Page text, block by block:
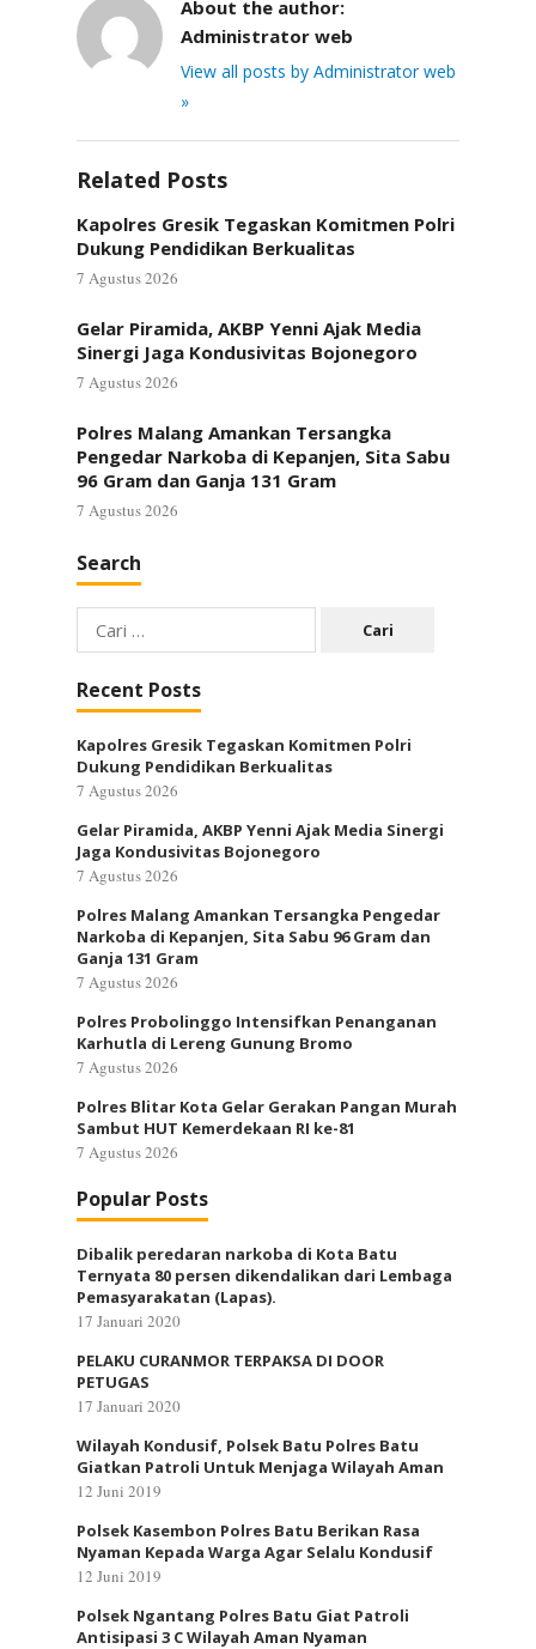
About the author:
Administrator web
View all posts by Administrator web
»
Related Posts
Kapolres Gresik Tegaskan Komitmen Polri
Dukung Pendidikan Berkualitas
7 Agustus 2026
Gelar Piramida, AKBP Yenni Ajak Media
Sinergi Jaga Kondusivitas Bojonegoro
7 Agustus 2026
Polres Malang Amankan Tersangka
Pengedar Narkoba di Kepanjen, Sita Sabu
96 Gram dan Ganja 131 Gram
7 Agustus 2026
Search
Cari
untuk:
Recent Posts
Kapolres Gresik Tegaskan Komitmen Polri
Dukung Pendidikan Berkualitas
7 Agustus 2026
Gelar Piramida, AKBP Yenni Ajak Media Sinergi
Jaga Kondusivitas Bojonegoro
7 Agustus 2026
Polres Malang Amankan Tersangka Pengedar
Narkoba di Kepanjen, Sita Sabu 96 Gram dan
Ganja 131 Gram
7 Agustus 2026
Polres Probolinggo Intensifkan Penanganan
Karhutla di Lereng Gunung Bromo
7 Agustus 2026
Polres Blitar Kota Gelar Gerakan Pangan Murah
Sambut HUT Kemerdekaan RI ke-81
7 Agustus 2026
Popular Posts
Dibalik peredaran narkoba di Kota Batu
Ternyata 80 persen dikendalikan dari Lembaga
Pemasyarakatan (Lapas).
17 Januari 2020
PELAKU CURANMOR TERPAKSA DI DOOR
PETUGAS
17 Januari 2020
Wilayah Kondusif, Polsek Batu Polres Batu
Giatkan Patroli Untuk Menjaga Wilayah Aman
12 Juni 2019
Polsek Kasembon Polres Batu Berikan Rasa
Nyaman Kepada Warga Agar Selalu Kondusif
12 Juni 2019
Polsek Ngantang Polres Batu Giat Patroli
Antisipasi 3 C Wilayah Aman Nyaman